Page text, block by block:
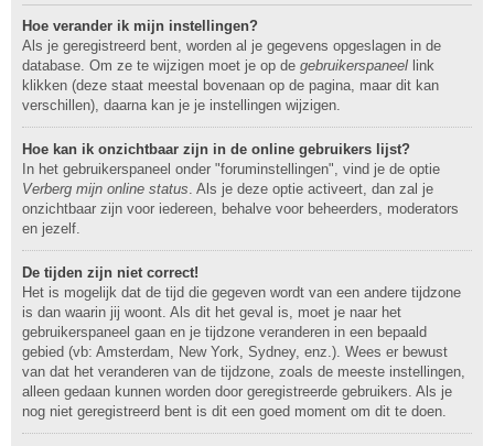
Hoe verander ik mijn instellingen?
Als je geregistreerd bent, worden al je gegevens opgeslagen in de
database. Om ze te wijzigen moet je op de gebruikerspaneel link
klikken (deze staat meestal bovenaan op de pagina, maar dit kan
verschillen), daarna kan je je instellingen wijzigen.
Hoe kan ik onzichtbaar zijn in de online gebruikers lijst?
In het gebruikerspaneel onder "foruminstellingen", vind je de optie
Verberg mijn online status. Als je deze optie activeert, dan zal je
onzichtbaar zijn voor iedereen, behalve voor beheerders, moderators
en jezelf.
De tijden zijn niet correct!
Het is mogelijk dat de tijd die gegeven wordt van een andere tijdzone
is dan waarin jij woont. Als dit het geval is, moet je naar het
gebruikerspaneel gaan en je tijdzone veranderen in een bepaald
gebied (vb: Amsterdam, New York, Sydney, enz.). Wees er bewust
van dat het veranderen van de tijdzone, zoals de meeste instellingen,
alleen gedaan kunnen worden door geregistreerde gebruikers. Als je
nog niet geregistreerd bent is dit een goed moment om dit te doen.